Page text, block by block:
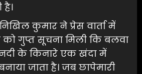
कुमार ने प्रेस वार्ता में
को गुप्त सूचना मिली कि बलवा
नदी के किनारे एक खंदा में
जाता है। जब छापेमारी